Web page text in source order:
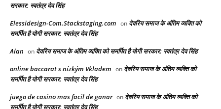
सरकार: स्वतंत्र देव सिंह
Elessidesign-Com.Stackstaging.com on देवरिय समाज के अंतिम व्यक्ति को
समर्पित है योगी सरकार: स्वतंत्र देव सिंह
Alan on देवरिय समाज के अंतिम व्यक्ति को समर्पित है योगी सरकार: स्वतंत्र देव सिंह
online baccarat s nízkým Vkladem on देवरिय समाज के अंतिम व्यक्ति को
समर्पित है योगी सरकार: स्वतंत्र देव सिंह
juego de casino mas facil de ganar on देवरिय समाज के अंतिम व्यक्ति को
समर्पित है योगी सरकार: स्वतंत्र देव सिंह